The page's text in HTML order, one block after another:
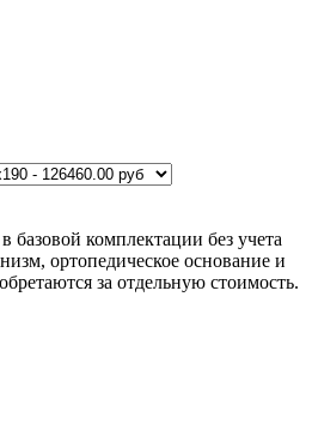
базовой комплектации без учета
ортопедическое основание и
за отдельную стоимость.